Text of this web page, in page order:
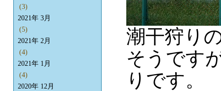
潮干狩り
そうです
りです。
(3)
2021年 3月
(5)
2021年 2月
(4)
2021年 1月
(4)
2020年 12月